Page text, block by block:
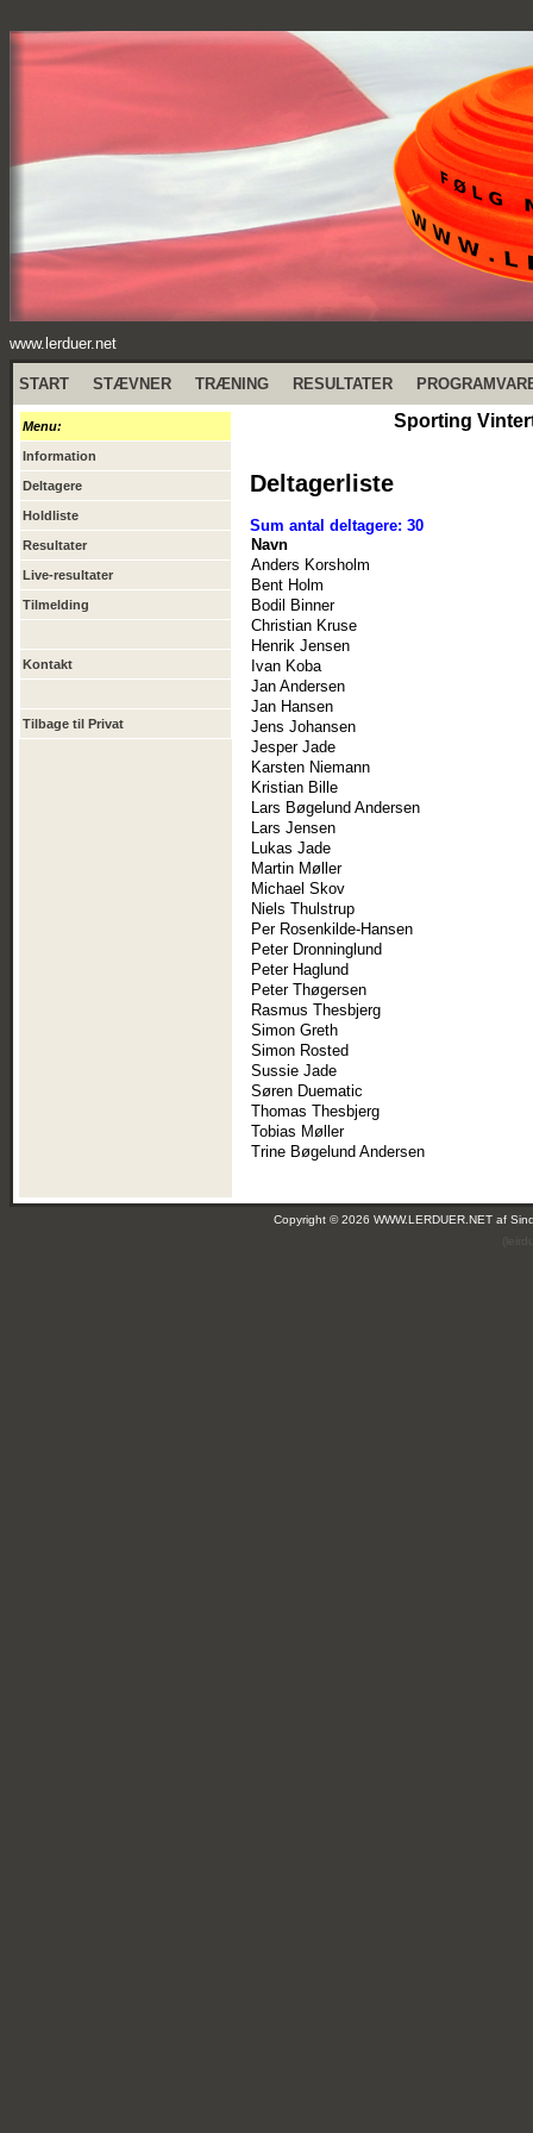
www.lerduer.net
START STÆVNER TRÆNING RESULTATER
Menu:
Information
Deltagere
Holdliste
Resultater
Live-resultater
Tilmelding
Kontakt
Tilbage til Privat
Sporting
Deltagerliste
Sum antal deltagere: 30
Navn
Anders Korsholm
Bent Holm
Bodil Binner
Christian Kruse
Henrik Jensen
Ivan Koba
Jan Andersen
Jan Hansen
Jens Johansen
Jesper Jade
Karsten Niemann
Kristian Bille
Lars Bøgelund Andersen
Lars Jensen
Lukas Jade
Martin Møller
Michael Skov
Niels Thulstrup
Per Rosenkilde-Hansen
Peter Dronninglund
Peter Haglund
Peter Thøgersen
Rasmus Thesbjerg
Simon Greth
Simon Rosted
Sussie Jade
Søren Duematic
Thomas Thesbjerg
Tobias Møller
Trine Bøgelund Andersen
Copyright © 2026 WWW.LERDUER.NET af